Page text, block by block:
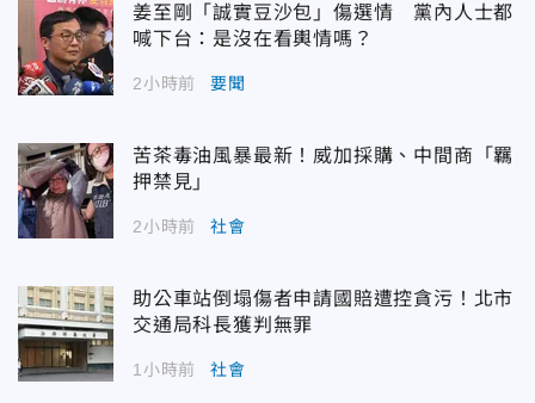
姜至剛「誠實豆沙包」傷選情 黨內人士都
喊下台：是沒在看輿情嗎？
2小時前 要聞
苦茶毒油風暴最新！威加採購、中間商「羈
押禁見」
2小時前 社會
助公車站倒塌傷者申請國賠遭控貪污！北市
交通局科長獲判無罪
1小時前 社會